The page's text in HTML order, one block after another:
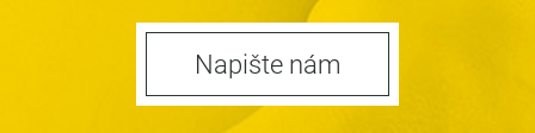
Napište nám